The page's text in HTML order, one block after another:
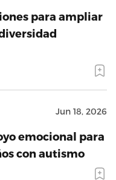
para ampliar
Jun 18, 2026
emocional para
con autismo